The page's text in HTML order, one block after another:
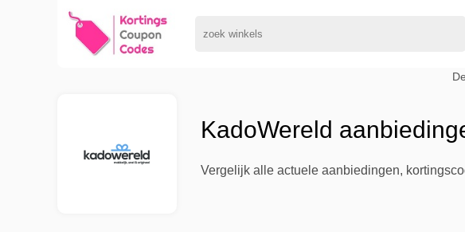
KadoWereld
Vergelijk alle actuele aanbiedingen,